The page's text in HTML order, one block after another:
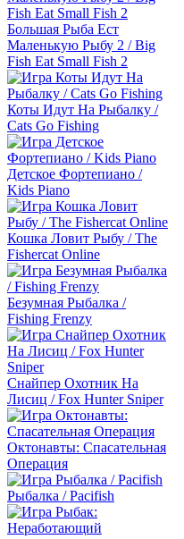
Большая Рыба Ест
Маленькую Рыбу 2 / Big
Fish Eat Small Fish 2
Коты Идут На Рыбалку /
Cats Go Fishing
Детское Фортепиано /
Kids Piano
Кошка Ловит Рыбу / The
Fishercat Online
Безумная Рыбалка /
Fishing Frenzy
Снайпер Охотник На
Лисиц / Fox Hunter Sniper
Октонавты: Спасательная
Операция
Рыбалка / Pacifish